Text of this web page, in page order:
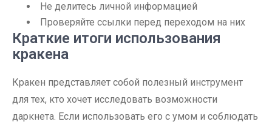
Не делитесь личной информацией
Проверяйте ссылки перед переходом на них
Краткие итоги использования
кракена
Кракен представляет собой полезный инструмент
для тех, кто хочет исследовать возможности
даркнета. Если использовать его с умом и соблюдать